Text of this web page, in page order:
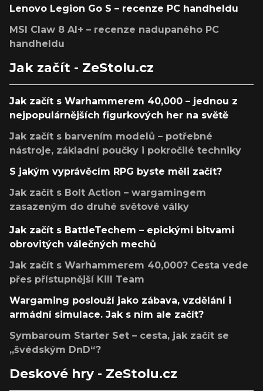
Lenovo Legion Go S – recenze PC handheldu
MSI Claw 8 AI+ – recenze nadupaného PC
handheldu
Jak začít - ZeStolu.cz
Jak začít s Warhammerem 40,000 – jednou z
nejpopulárnějších figurkových her na světě
Jak začít s barvením modelů – potřebné
nástroje, základní poučky i pokročilé techniky
S jakým vyprávěcím RPG byste měli začít?
Jak začít s Bolt Action – wargamingem
zasazeným do druhé světové války
Jak začít s BattleTechem – epickými bitvami
obrovitých válečných mechů
Jak začít s Warhammerem 40,000? Cesta vede
přes přístupnější Kill Team
Wargaming poslouží jako zábava, vzdělání i
armádní simulace. Jak s ním ale začít?
Symbaroum Starter Set – cesta, jak začít se
„švédským DnD“?
Deskové hry - ZeStolu.cz